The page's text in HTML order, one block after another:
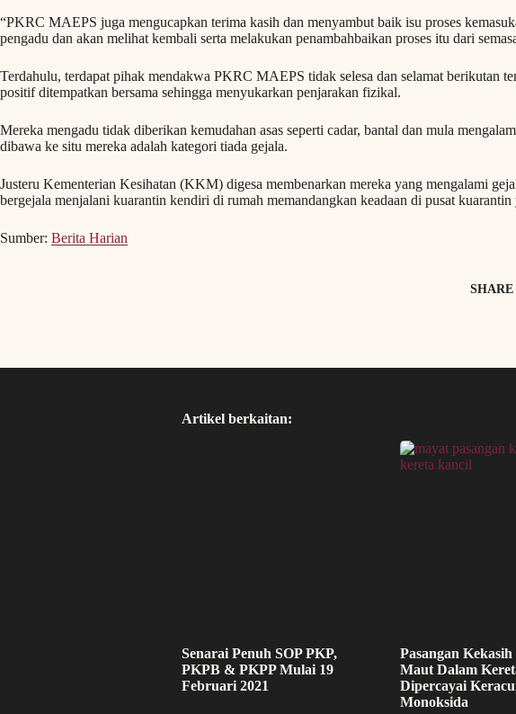
“PKRC MAEPS juga mengucapkan terima kasih dan menyambut baik isu proses
pengadu dan akan melihat kembali serta melakukan penambahbaikan proses itu dari
Terdahulu, terdapat pihak mendakwa PKRC MAEPS tidak selesa dan selamat berikutan
positif ditempatkan bersama sehingga menyukarkan penjarakan fizikal.
Mereka mengadu tidak diberikan kemudahan asas seperti cadar, bantal dan mula
dibawa ke situ mereka adalah kategori tiada gejala.
Justeru Kementerian Kesihatan (KKM) digesa membenarkan mereka yang mengalami
bergejala menjalani kuarantin kendiri di rumah memandangkan keadaan di pusat kuarantin
Sumber: Berita Harian
Artikel berkaitan:
Senarai Penuh SOP PKP,
PKPB & PKPP Mulai 19
Februari 2021
Pasangan
Maut Dalam
Dipercayai
Monoksida